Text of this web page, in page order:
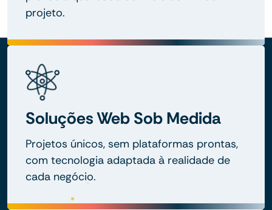
projeto.
Soluções Web Sob Medida
Projetos únicos, sem plataformas prontas,
com tecnologia adaptada à realidade de
cada negócio.